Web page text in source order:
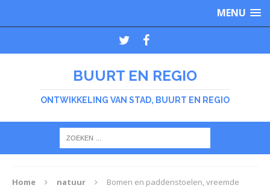
MENU
BUURT EN REGIO
ONTWIKKELING VAN STAD, BUURT EN REGIO
Home natuur
Bomen en paddenstoelen, vreemde